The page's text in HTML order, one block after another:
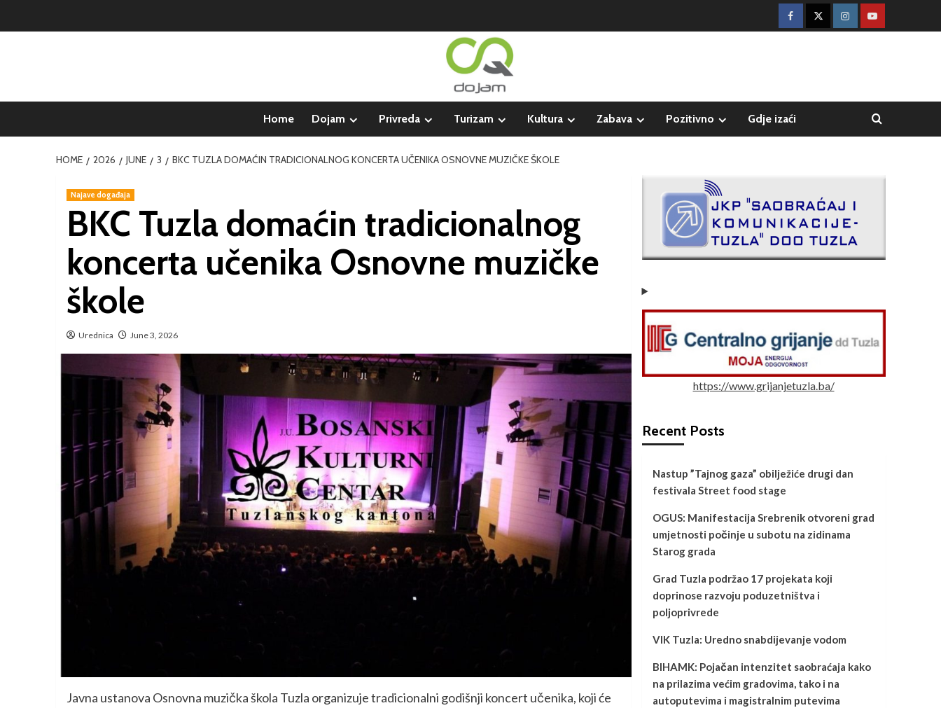
Home Dojam Privreda Turizam Kultura Zabava Pozitivno Gdje izaći
HOME 2026 JUNE 3 BKC TUZLA DOMAĆIN TRADICIONALNOG KONCERTA UČENIKA OSNOVNE MUZIČKE ŠKOLE
Najave događaja
BKC Tuzla domaćin tradicionalnog
koncerta učenika Osnovne muzičke
škole
Urednica June 3, 2026
Javna ustanova Osnovna muzička škola Tuzla organizuje tradicionalni godišnji koncert učenika, koji će
https://www.grijanjetuzla.ba/
Recent Posts
Nastup ”Tajnog gaza” obilježiće drugi dan
festivala Street food stage
OGUS: Manifestacija Srebrenik otvoreni grad
umjetnosti počinje u subotu na zidinama
Starog grada
Grad Tuzla podržao 17 projekata koji
doprinose razvoju poduzetništva i
poljoprivrede
VIK Tuzla: Uredno snabdijevanje vodom
BIHAMK: Pojačan intenzitet saobraćaja kako
na prilazima većim gradovima, tako i na
autoputevima i magistralnim putevima